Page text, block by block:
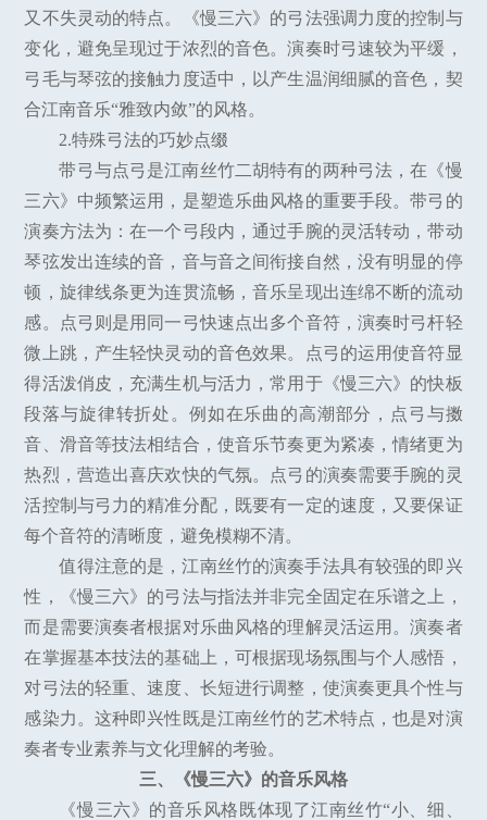
又不失灵动的特点。《慢三六》的弓法强调力度的控制与
变化，避免呈现过于浓烈的音色。演奏时弓速较为平缓，
弓毛与琴弦的接触力度适中，以产生温润细腻的音色，契
合江南音乐“雅致内敛”的风格。
2.特殊弓法的巧妙点缀
带弓与点弓是江南丝竹二胡特有的两种弓法，在《慢
三六》中频繁运用，是塑造乐曲风格的重要手段。带弓的
演奏方法为：在一个弓段内，通过手腕的灵活转动，带动
琴弦发出连续的音，音与音之间衔接自然，没有明显的停
顿，旋律线条更为连贯流畅，音乐呈现出连绵不断的流动
感。点弓则是用同一弓快速点出多个音符，演奏时弓杆轻
微上跳，产生轻快灵动的音色效果。点弓的运用使音符显
得活泼俏皮，充满生机与活力，常用于《慢三六》的快板
段落与旋律转折处。例如在乐曲的高潮部分，点弓与擞
音、滑音等技法相结合，使音乐节奏更为紧凑，情绪更为
热烈，营造出喜庆欢快的气氛。点弓的演奏需要手腕的灵
活控制与弓力的精准分配，既要有一定的速度，又要保证
每个音符的清晰度，避免模糊不清。
值得注意的是，江南丝竹的演奏手法具有较强的即兴
性，《慢三六》的弓法与指法并非完全固定在乐谱之上，
而是需要演奏者根据对乐曲风格的理解灵活运用。演奏者
在掌握基本技法的基础上，可根据现场氛围与个人感悟，
对弓法的轻重、速度、长短进行调整，使演奏更具个性与
感染力。这种即兴性既是江南丝竹的艺术特点，也是对演
奏者专业素养与文化理解的考验。
三、《慢三六》的音乐风格
《慢三六》的音乐风格既体现了江南丝竹“小、细、